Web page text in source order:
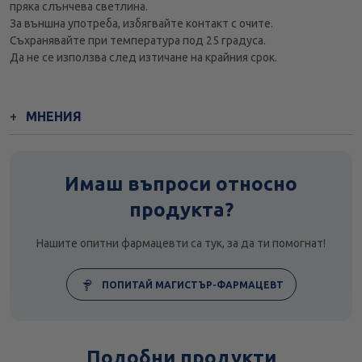
пряка слънчева светлина.
За външна употреба, избягвайте контакт с очите.
Съхранявайте при температура под 25 градуса.
Да не се използва след изтичане на крайния срок.
МНЕНИЯ
Имаш въпроси относно
продукта?
Нашите опитни фармацевти са тук, за да ти помогнат!
ПОПИТАЙ МАГИСТЪР-ФАРМАЦЕВТ